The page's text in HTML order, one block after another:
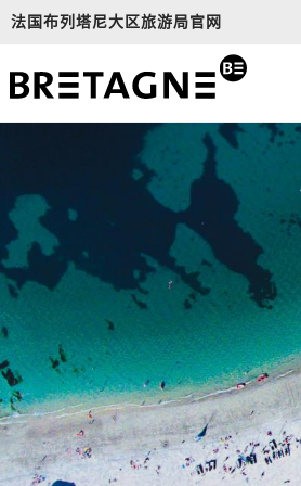
Aller
principal
法国布列塔尼大区旅游局官网